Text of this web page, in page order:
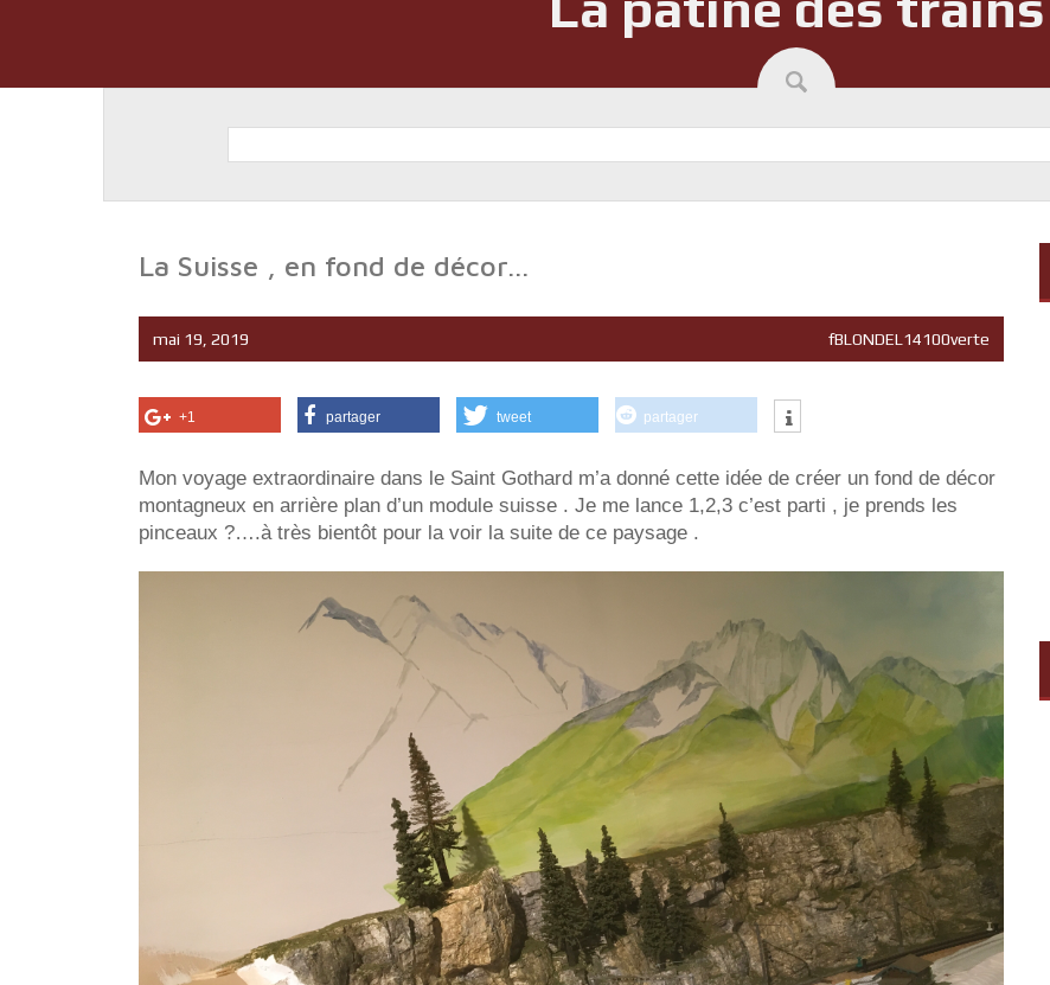
La Suisse , en fond de décor…
mai 19, 2019 fBLONDEL14100verte
+1 partager tweet partager
Mon voyage extraordinaire dans le Saint Gothard m’a donné cette idée de créer un fond de décor
montagneux en arrière plan d’un module suisse . Je me lance 1,2,3 c’est parti , je prends les
pinceaux ?….à très bientôt pour la voir la suite de ce paysage .